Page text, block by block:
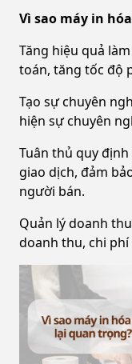
Vì sao máy in
Tăng hiệu quả
toán, tăng tốc độ
Tạo sự chuyên
hiện sự chuyên
Tuân thủ quy
giao dịch, đảm
người bán.
Quản lý doanh
doanh thu, chi phí